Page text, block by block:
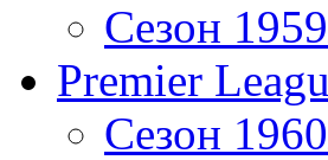
Сезон
Premier
Сезон